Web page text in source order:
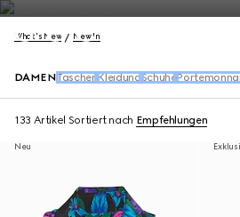
What's New New In
DAMEN Taschen Kleidung Schuhe
133 Artikel Sortiert nach Empfehlungen
Neu